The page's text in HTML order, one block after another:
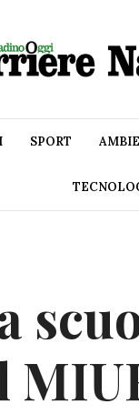
SPORT